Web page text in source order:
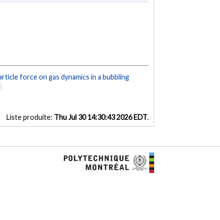
force on gas dynamics in a bubbling
Liste produite: Thu Jul 30 14:30:43 2026 EDT.